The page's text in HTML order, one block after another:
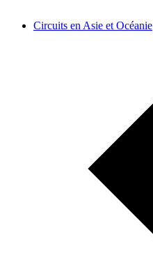
Circuits en Asie et Océanie